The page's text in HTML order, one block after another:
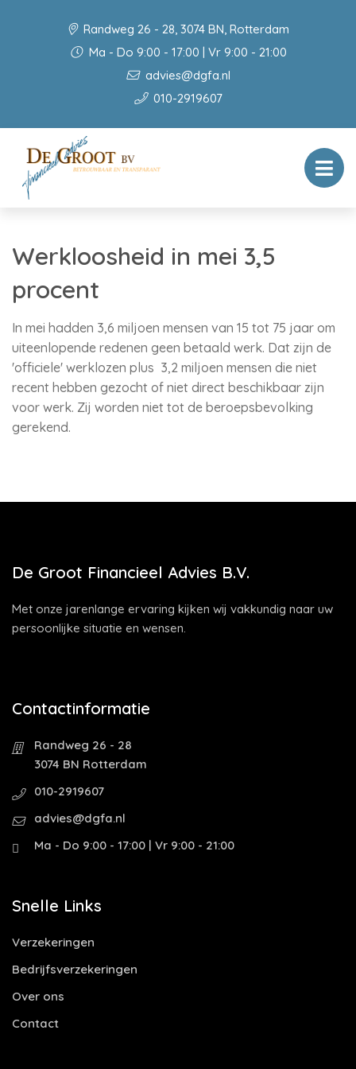
Randweg 26 - 28, 3074 BN, Rotterdam
Ma - Do 9:00 - 17:00 | Vr 9:00 - 21:00
advies@dgfa.nl
010-2919607
Werkloosheid in mei 3,5
procent
In mei hadden 3,6 miljoen mensen van 15 tot 75 jaar om
uiteenlopende redenen geen betaald werk. Dat zijn de
'officiele' werklozen plus 3,2 miljoen mensen die niet
recent hebben gezocht of niet direct beschikbaar zijn
voor werk. Zij worden niet tot de beroepsbevolking
gerekend.
De Groot Financieel Advies B.V.
Met onze jarenlange ervaring kijken wij vakkundig naar uw
persoonlijke situatie en wensen.
Contactinformatie
Randweg 26 - 28
3074 BN Rotterdam
010-2919607
advies@dgfa.nl
Ma - Do 9:00 - 17:00 | Vr 9:00 - 21:00
Snelle Links
Verzekeringen
Bedrijfsverzekeringen
Over ons
Contact